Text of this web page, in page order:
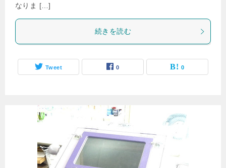
なりま […]
続きを読む
Tweet 0 0